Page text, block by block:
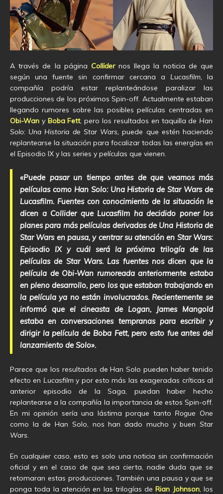
A través de la página Collidernos llega la noticia de que
según una fuente sin confirmar cercana a Lucasfilm,
la
compañía podría estar replanteándose paralizar las
producciones de los próximos Spin-off. Actualmente estaban
llegando rumores sobre las posibles películas centradas en
Obi-Wan y Boba Fett, pero los resultados en taquilla de Han
Solo: Una Historia de Star Wars,puede que estén haciendo
replantearse la situación para focalizar todas las energías en
el Episodio IX y las series y películas que vienen.
«Puede pasar un tiempo antes de que veamos más
películas como Han Solo: Una Historia de Star Wars de
Lucasfilm. Fuentes con conocimiento de la situación le
dicen a Collider que Lucasfilm ha decidido poner los
planes para más películas derivadas de Una Historia de
Star Wars en pausa, y centrar su atención en Star Wars:
Episodio IX y cuál será la próxima trilogía de las
películas de Star Wars. Las fuentes nos dicen que la
película de Obi-Wan rumoreada anteriormente estaba
en pleno desarrollo, pero los que estaban trabajando en
la película ya no están involucrados. Recientemente se
informó que el cineasta de Logan, James Mangold
estaba en conversaciones tempranas para escribir y
dirigir la película de Boba Fett, pero esto fue antes del
lanzamiento de Solo».
Parece que los resultados de Han Solo pueden haber tenido
efecto en Lucasfilmy por esto más las exageradas críticas al
anterior episodio de la Saga, puedan haber hecho
replantearse a la compañía la importancia de estos Spin-off.
En mi opinión sería una lástima porque tanto Rogue One
como la de Han Solo, nos han dado mucho y buen Star
Wars
En cualquier caso, esto es solo una noticia sin confirmación
oficial y en el caso de que sea cierta, nadie duda que se
retomaran estas producciones. También una pausa y que se
ponga toda la atención en las trilogías de Rian Johnson, los